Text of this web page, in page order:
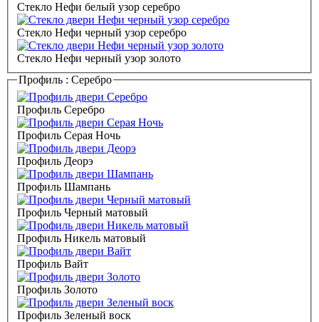
Стекло Нефи белый узор серебро
Стекло Нефи черный узор серебро
Стекло Нефи черный узор золото
Профиль : Серебро
Профиль Серебро
Профиль Серая Ночь
Профиль Деорэ
Профиль Шампань
Профиль Черный матовый
Профиль Никель матовый
Профиль Вайт
Профиль Золото
Профиль Зеленый воск